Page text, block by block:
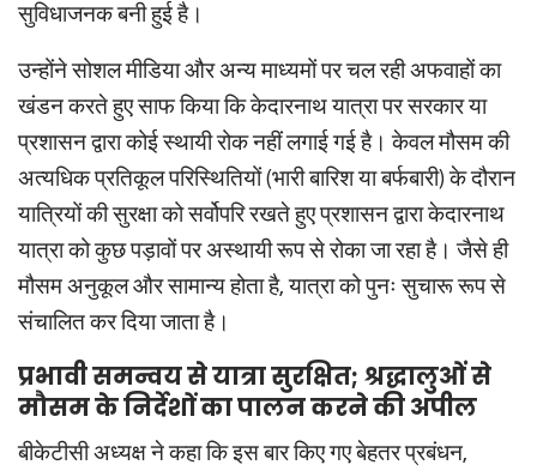
सुविधाजनक बनी हुई है।
उन्होंने सोशल मीडिया और अन्य माध्यमों पर चल रही अफवाहों का
खंडन करते हुए साफ किया कि केदारनाथ यात्रा पर सरकार या
प्रशासन द्वारा कोई स्थायी रोक नहीं लगाई गई है। केवल मौसम की
अत्यधिक प्रतिकूल परिस्थितियों (भारी बारिश या बर्फबारी) के दौरान
यात्रियों की सुरक्षा को सर्वोपरि रखते हुए प्रशासन द्वारा केदारनाथ
यात्रा को कुछ पड़ावों पर अस्थायी रूप से रोका जा रहा है। जैसे ही
मौसम अनुकूल और सामान्य होता है, यात्रा को पुनः सुचारू रूप से
संचालित कर दिया जाता है।
प्रभावी समन्वय से यात्रा सुरक्षित; श्रद्धालुओं से
मौसम के निर्देशों का पालन करने की अपील
बीकेटीसी अध्यक्ष ने कहा कि इस बार किए गए बेहतर प्रबंधन,